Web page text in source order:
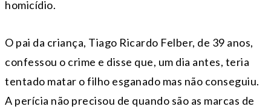
homicídio.
O pai da criança, Tiago Ricardo Felber, de 39 anos,
confessou o crime e disse que, um dia antes, teria
tentado matar o filho esganado mas não conseguiu.
A perícia não precisou de quando são as marcas de